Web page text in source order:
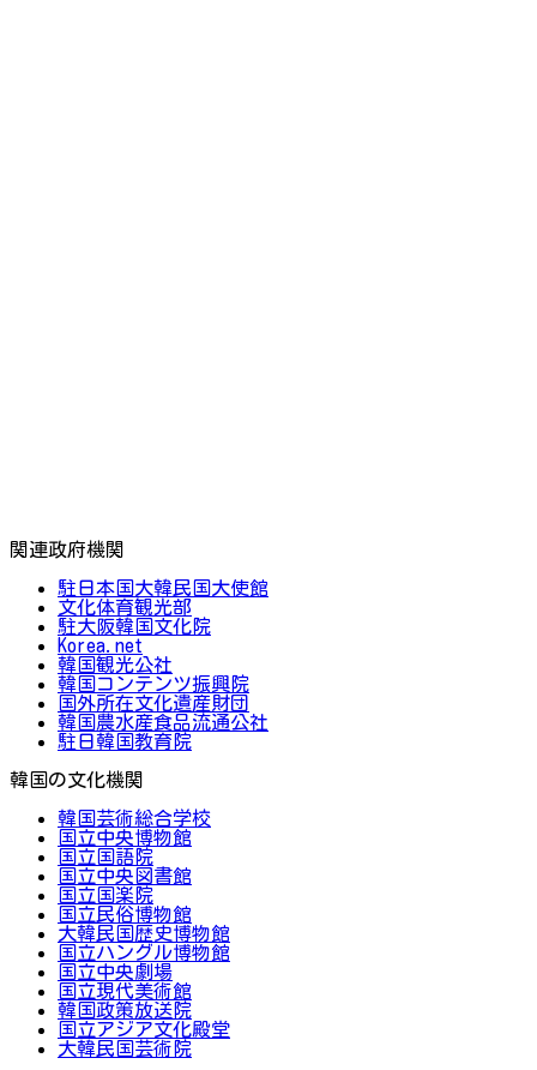
関連政府機関
駐日本国大韓民国大使館
文化体育観光部
駐大阪韓国文化院
Korea.net
韓国観光公社
韓国コンテンツ振興院
国外所在文化遺産財団
韓国農水産食品流通公社
駐日韓国教育院
韓国の文化機関
韓国芸術総合学校
国立中央博物館
国立国語院
国立中央図書館
国立国楽院
国立民俗博物館
大韓民国歴史博物館
国立ハングル博物館
国立中央劇場
国立現代美術館
韓国政策放送院
国立アジア文化殿堂
大韓民国芸術院